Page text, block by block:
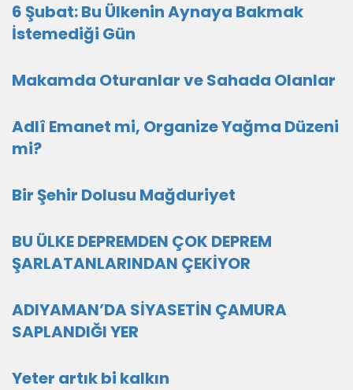
6 Şubat: Bu Ülkenin Aynaya Bakmak
İstemediği Gün
Makamda Oturanlar ve Sahada Olanlar
Adlî Emanet mi, Organize Yağma Düzeni
mi?
Bir Şehir Dolusu Mağduriyet
BU ÜLKE DEPREMDEN ÇOK DEPREM
ŞARLATANLARINDAN ÇEKİYOR
ADIYAMAN’DA SİYASETİN ÇAMURA
SAPLANDIĞI YER
Yeter artık bi kalkın